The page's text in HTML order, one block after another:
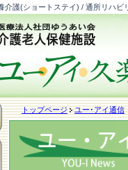
介護(ショートステイ) / 通所リハ
トップページ ユー･アイ通信